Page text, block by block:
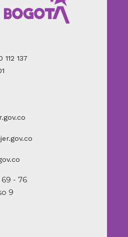
137
69 - 76
9